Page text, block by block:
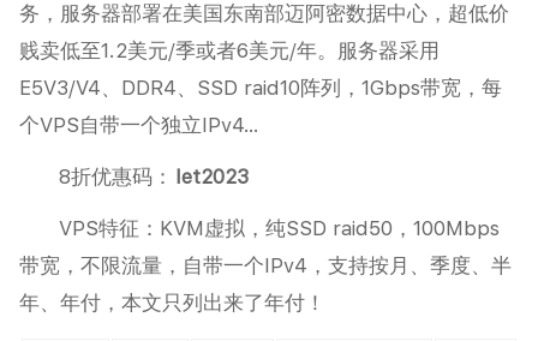
务，服务器部署在美国东南部迈阿密数据中心，超低价
贱卖低至1.2美元/季或者6美元/年。服务器采用
E5V3/V4、DDR4、SSD raid10阵列，1Gbps带宽，每
个VPS自带一个独立IPv4…
8折优惠码： let2023
VPS特征：KVM虚拟，纯SSD raid50，100Mbps
带宽，不限流量，自带一个IPv4，支持按月、季度、半
年、年付，本文只列出来了年付！